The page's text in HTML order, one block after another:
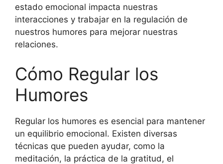
estado emocional impacta nuestras
interacciones y trabajar en la regulación de
nuestros humores para mejorar nuestras
relaciones.
Cómo Regular los
Humores
Regular los humores es esencial para mantener
un equilibrio emocional. Existen diversas
técnicas que pueden ayudar, como la
meditación, la práctica de la gratitud, el